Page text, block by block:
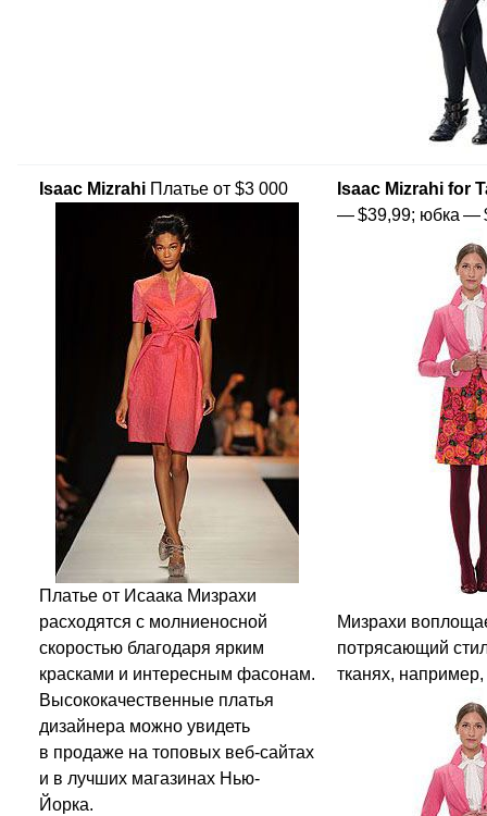
Isaac Mizrahi Платье от $3 000
Платье от Исаака Мизрахи
расходятся с молниеносной
скоростью благодаря ярким
красками и интересным фасонам.
Высококачественные платья
дизайнера можно увидеть
в продаже на топовых веб-сайтах
и в лучших магазинах Нью-
Йорка.
Isaac Mizrahi for
— $39,99; юбка —
Мизрахи
потрясающий
тканях,